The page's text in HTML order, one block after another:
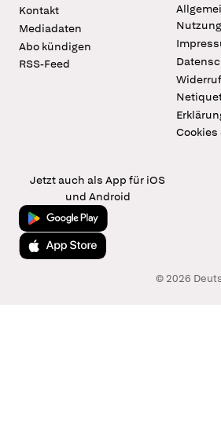
Kontakt
Mediadaten
Abo kündigen
RSS-Feed
Cookies
Jetzt auch als App für iOS
und Android
Jetzt bei Google Play
Laden im App Store
© 2026